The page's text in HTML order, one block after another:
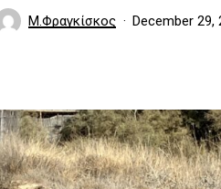
Μ.Φραγκίσκος December 29,